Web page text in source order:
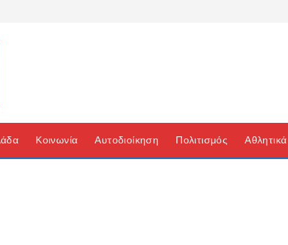
Κοινωνία Αυτοδιοίκηση Πολιτισμός Αθλητικά